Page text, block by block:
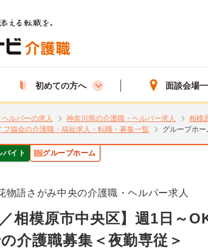
初めての方へ 面談会場
ルパーの求人 神奈川県の介護職・ヘルパー求人
相模
協会の介護職・福祉求人・転職・募集一覧
グループホ
バイト グループホーム
物語さがみ中央の介護職・ヘルパー求人
／相模原市中央区】週1日～
介護職募集＜夜勤専従＞